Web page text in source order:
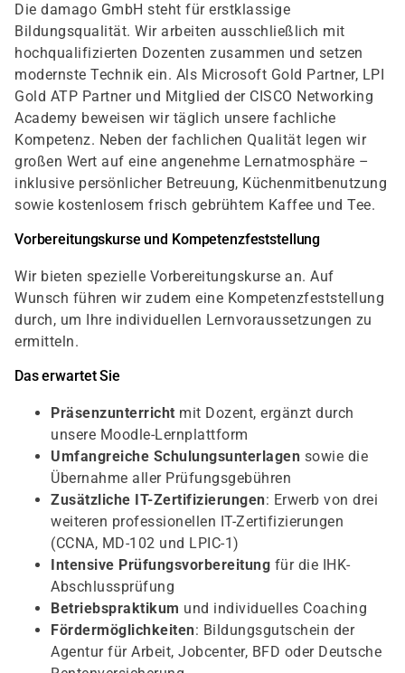
Die damago GmbH steht für erstklassige
Bildungsqualität. Wir arbeiten ausschließlich mit
hochqualifizierten Dozenten zusammen und setzen
modernste Technik ein. Als Microsoft Gold Partner, LPI
Gold ATP Partner und Mitglied der CISCO Networking
Academy beweisen wir täglich unsere fachliche
Kompetenz. Neben der fachlichen Qualität legen wir
großen Wert auf eine angenehme Lernatmosphäre –
inklusive persönlicher Betreuung, Küchenmitbenutzung
sowie kostenlosem frisch gebrühtem Kaffee und Tee.
Vorbereitungskurse und Kompetenzfeststellung
Wir bieten spezielle Vorbereitungskurse an. Auf
Wunsch führen wir zudem eine Kompetenzfeststellung
durch, um Ihre individuellen Lernvoraussetzungen zu
ermitteln.
Das erwartet Sie
Präsenzunterricht mit Dozent, ergänzt durch
unsere Moodle-Lernplattform
Umfangreiche Schulungsunterlagen sowie die
Übernahme aller Prüfungsgebühren
Zusätzliche IT-Zertifizierungen: Erwerb von drei
weiteren professionellen IT-Zertifizierungen
(CCNA, MD-102 und LPIC-1)
Intensive Prüfungsvorbereitung für die IHK-
Abschlussprüfung
Betriebspraktikum und individuelles Coaching
Fördermöglichkeiten: Bildungsgutschein der
Agentur für Arbeit, Jobcenter, BFD oder Deutsche